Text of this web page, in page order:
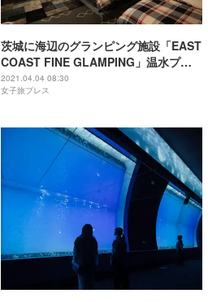
茨城に海辺のグランピング施設「EAST
COAST FINE GLAMPING」温水プー
ルを完備
2021.04.04 08:30
女子旅プレス